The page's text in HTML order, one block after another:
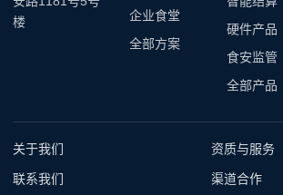
楼
企业食堂
全部方案
硬件产品
食安监管
全部产品
关于我们 资质与服务
联系我们 渠道合作